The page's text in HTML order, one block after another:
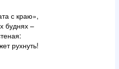
с краю»,
буднях –
рухнуть!